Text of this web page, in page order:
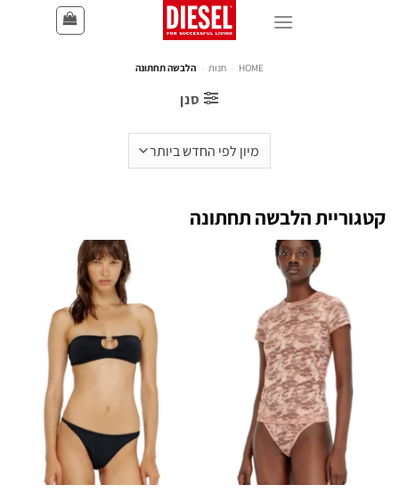
HOME
- חנות - הלבשה תחתונה
סנן
קטגוריית הלבשה תחתונה